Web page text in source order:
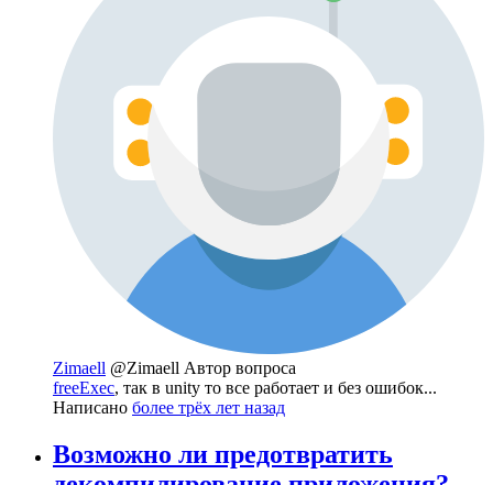
Zimaell @Zimaell Автор вопроса
freeExec, так в unity то все работает и без ошибок...
Написано более трёх лет назад
Возможно ли предотвратить